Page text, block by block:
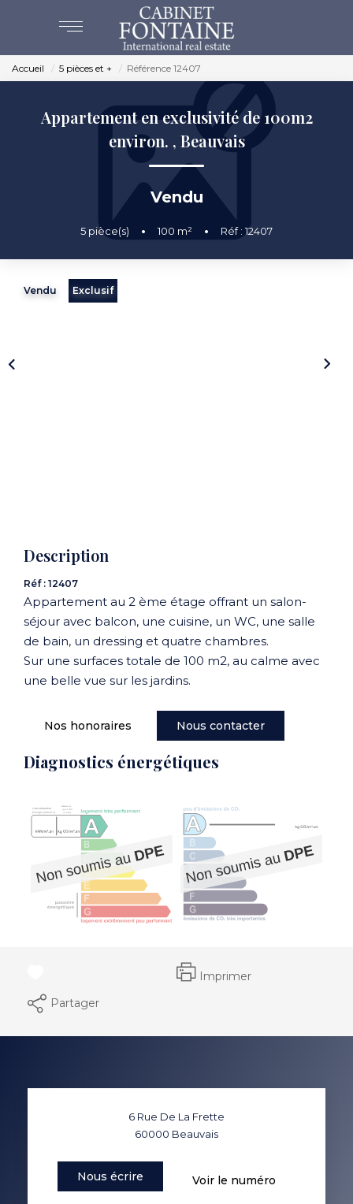
ACHAT
VENTES
ESTIMATION
BEAUVAIS
Accueil 5 pièces et + Référence 12407
Appartement en exclusivité de 100m2
environ. , Beauvais
Vendu
5 pièce(s) • 100 m² • Réf : 12407
Vendu Exclusif
Description
Réf : 12407
Appartement au 2 ème étage offrant un salon-
séjour avec balcon, une cuisine, un WC, une salle
de bain, un dressing et quatre chambres.
Sur une surfaces totale de 100 m2, au calme avec
une belle vue sur les jardins.
Nos honoraires Nous contacter
Diagnostics énergétiques
Imprimer
Partager
6 Rue De La Frette
60000 Beauvais
Nous écrire Voir le numéro